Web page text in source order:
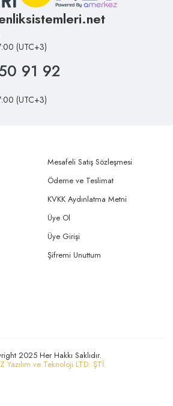
(UTC+3)
91 92
(UTC+3)
Mesafeli Satış Sözleşmesi
Ödeme ve Teslimat
KVKK Aydınlatma Metni
Üye Ol
Üye Girişi
Şifremi Unuttum
2025 Her Hakkı Saklıdır.
Yazılım ve Teknoloji LTD. ŞTİ.